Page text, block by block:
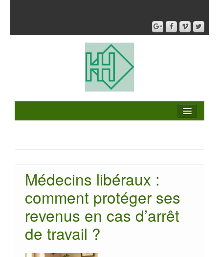
Médecins libéraux :
comment protéger ses
revenus en cas d’arrêt
de travail ?